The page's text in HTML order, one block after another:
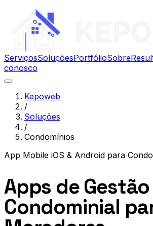
ServiçosSoluçõesPortfólioSobre
conosco
Kepoweb
/
Soluções
/
Condomínios
App Mobile iOS & Android para
Apps de Gestão
Condominial